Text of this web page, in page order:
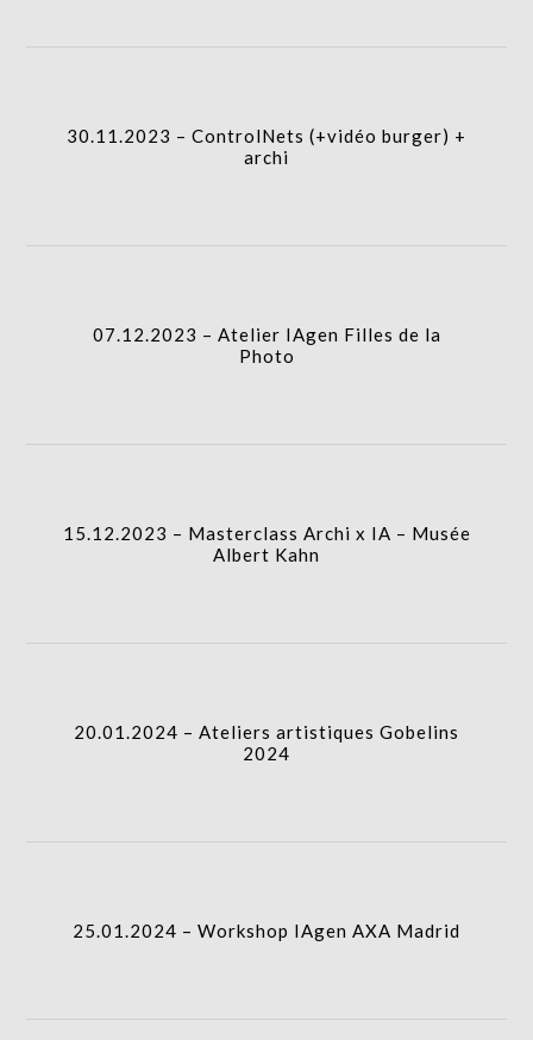
30.11.2023 – ControlNets (+vidéo burger) +
archi
07.12.2023 – Atelier IAgen Filles de la
Photo
15.12.2023 – Masterclass Archi x IA – Musée
Albert Kahn
20.01.2024 – Ateliers artistiques Gobelins
2024
25.01.2024 – Workshop IAgen AXA Madrid